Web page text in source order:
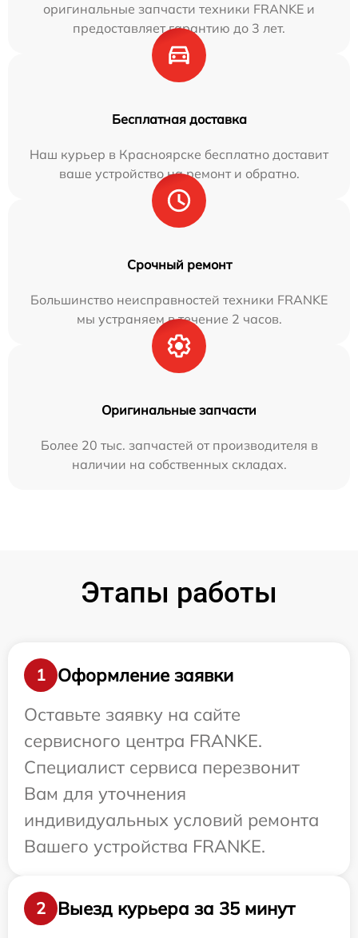
оригинальные запчасти техники FRANKE и
предоставляет гарантию до 3 лет.
Бесплатная доставка
Наш курьер в Красноярске бесплатно доставит
ваше устройство на ремонт и обратно.
Срочный ремонт
Большинство неисправностей техники FRANKE
мы устраняем в течение 2 часов.
Оригинальные запчасти
Более 20 тыс. запчастей от производителя в
наличии на собственных складах.
Этапы работы
1
Оформление заявки
Оставьте заявку на сайте
сервисного центра FRANKE.
Специалист сервиса перезвонит
Вам для уточнения
индивидуальных условий ремонта
Вашего устройства FRANKE.
2
Выезд курьера за 35 минут